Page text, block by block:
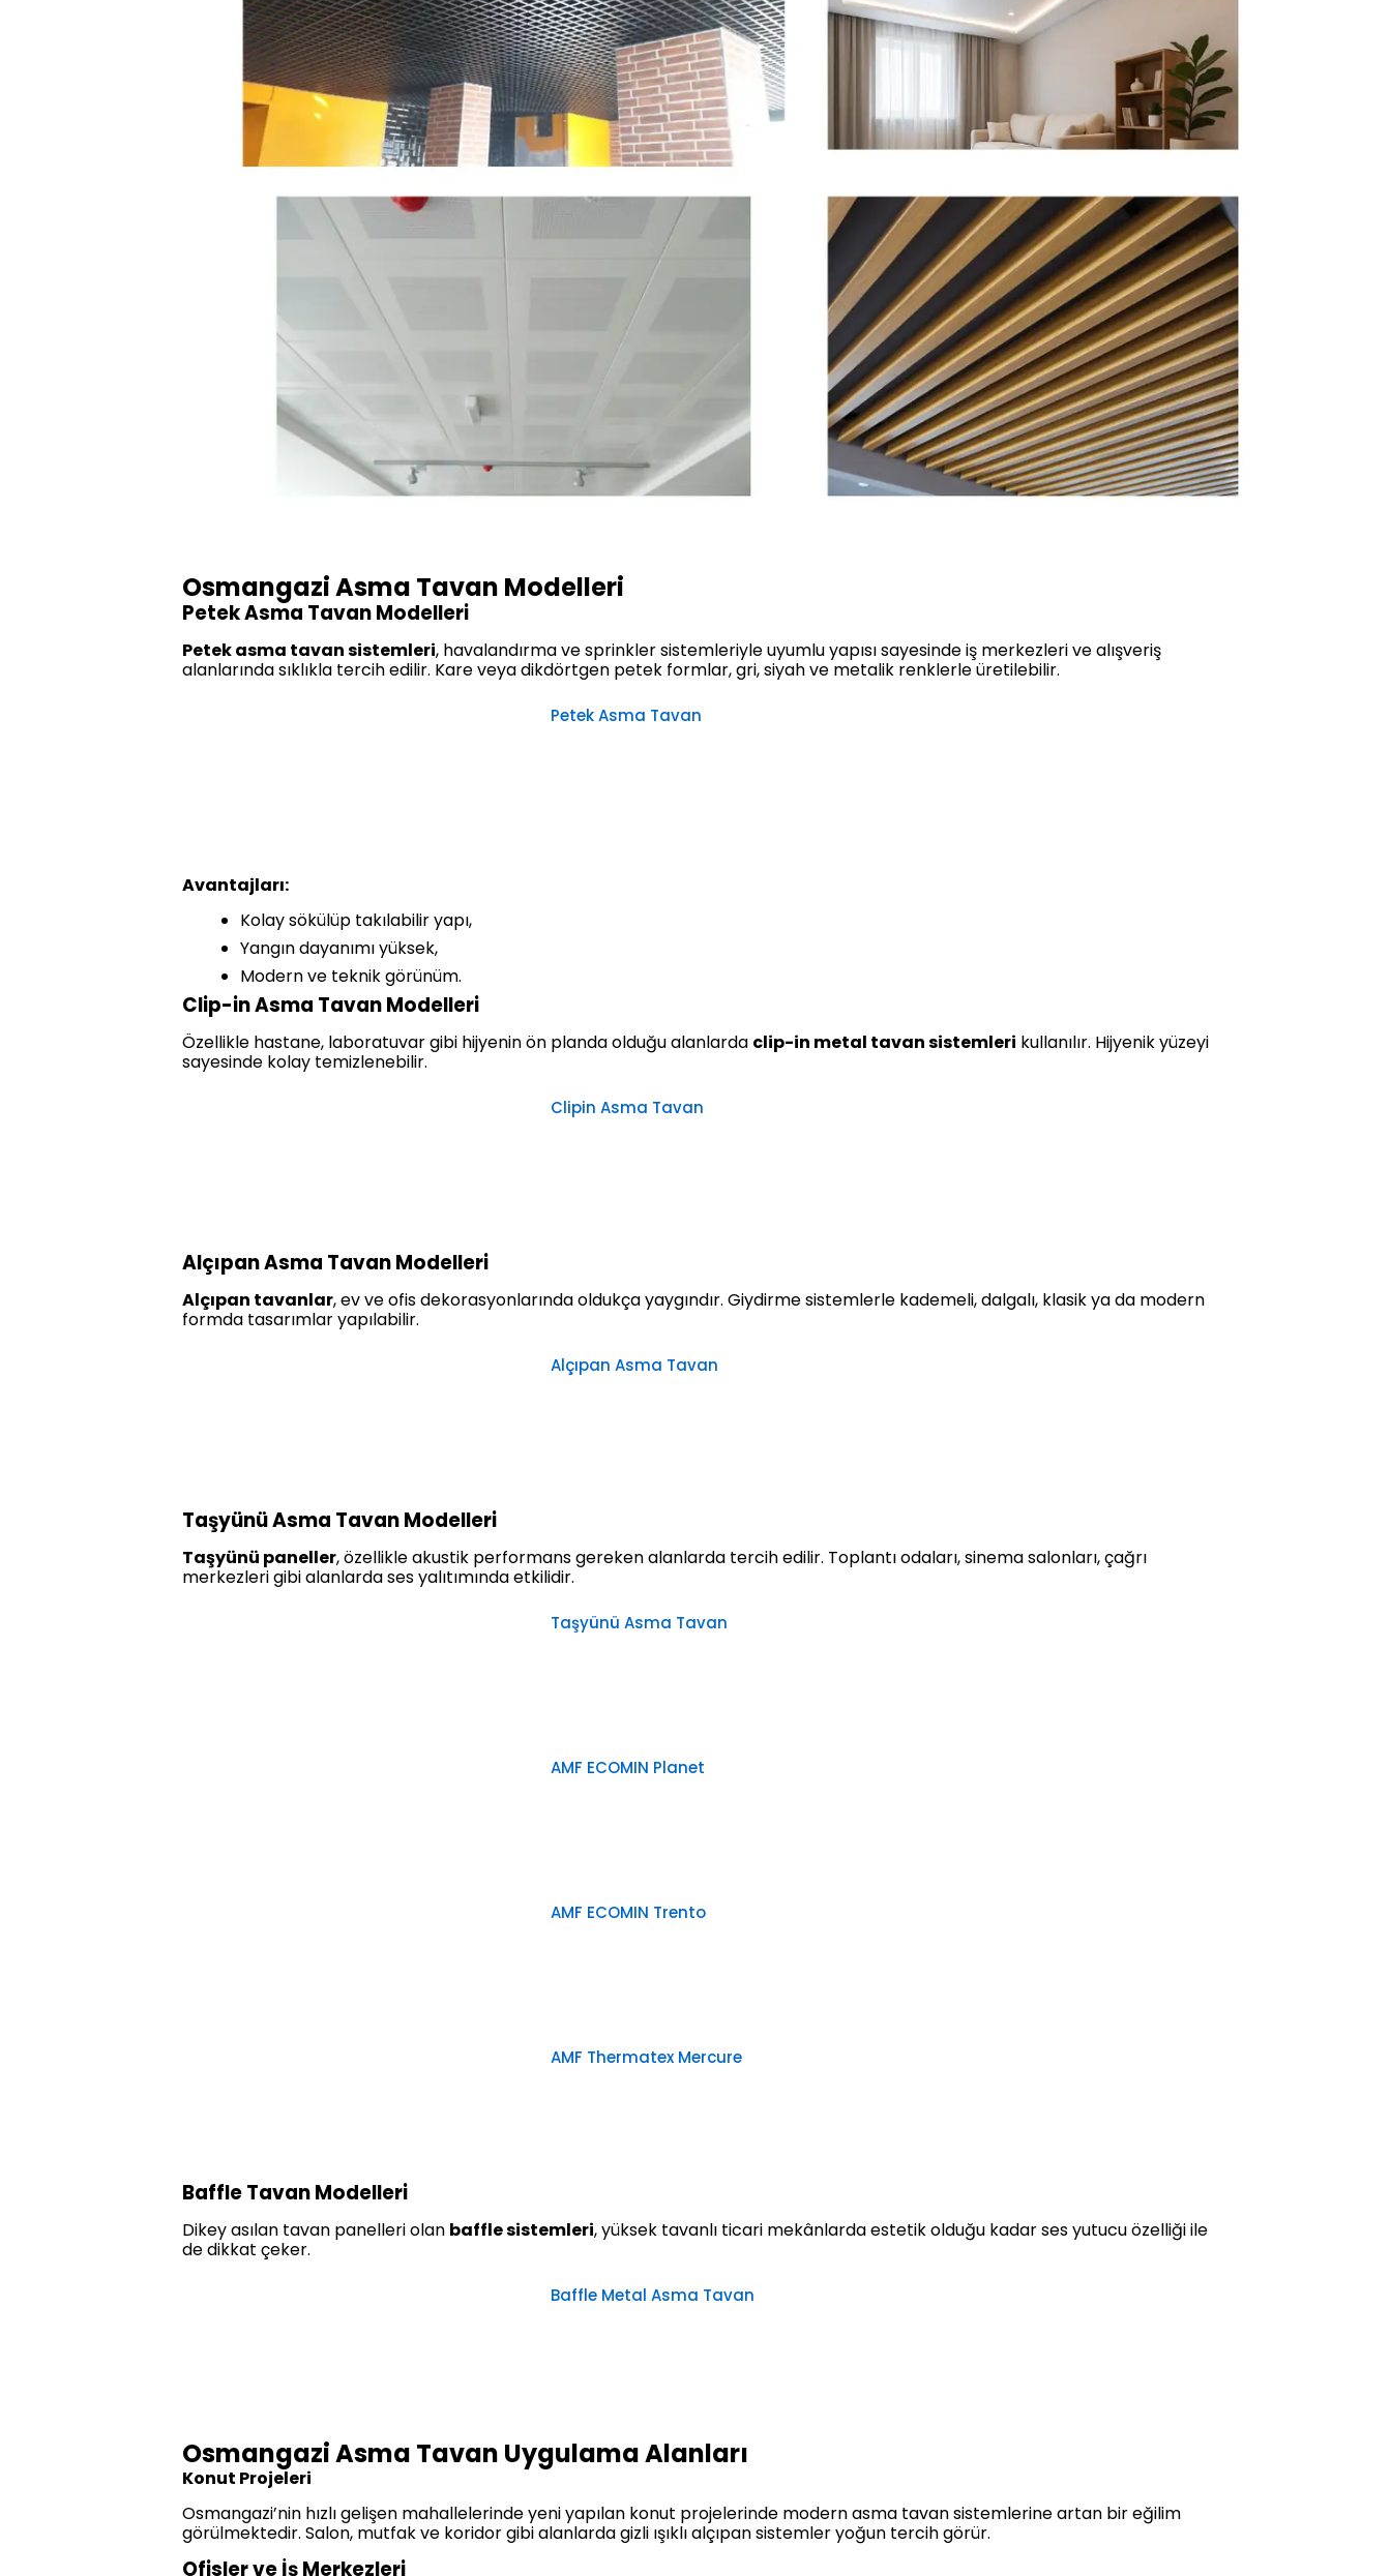
Osmangazi Asma Tavan Modelleri
Petek Asma Tavan Modelleri
Petek asma tavan sistemleri, havalandırma ve sprinkler sistemleriyle uyumlu yapısı sayesinde iş merkezleri ve alışveriş
alanlarında sıklıkla tercih edilir. Kare veya dikdörtgen petek formlar, gri, siyah ve metalik renklerle üretilebilir.
Petek Asma Tavan
Avantajları:
Kolay sökülüp takılabilir yapı,
Yangın dayanımı yüksek,
Modern ve teknik görünüm.
Clip-in Asma Tavan Modelleri
Özellikle hastane, laboratuvar gibi hijyenin ön planda olduğu alanlarda clip-in metal tavan sistemleri kullanılır. Hijyenik yüzeyi
sayesinde kolay temizlenebilir.
Clipin Asma Tavan
Alçıpan Asma Tavan Modelleri
Alçıpan tavanlar, ev ve ofis dekorasyonlarında oldukça yaygındır. Giydirme sistemlerle kademeli, dalgalı, klasik ya da modern
formda tasarımlar yapılabilir.
Alçıpan Asma Tavan
Taşyünü Asma Tavan Modelleri
Taşyünü paneller, özellikle akustik performans gereken alanlarda tercih edilir. Toplantı odaları, sinema salonları, çağrı
merkezleri gibi alanlarda ses yalıtımında etkilidir.
Taşyünü Asma Tavan
AMF ECOMIN Planet
AMF ECOMIN Trento
AMF Thermatex Mercure
Baffle Tavan Modelleri
Dikey asılan tavan panelleri olan baffle sistemleri, yüksek tavanlı ticari mekânlarda estetik olduğu kadar ses yutucu özelliği ile
de dikkat çeker.
Baffle Metal Asma Tavan
Osmangazi Asma Tavan Uygulama Alanları
Konut Projeleri
Osmangazi’nin hızlı gelişen mahallelerinde yeni yapılan konut projelerinde modern asma tavan sistemlerine artan bir eğilim
görülmektedir. Salon, mutfak ve koridor gibi alanlarda gizli ışıklı alçıpan sistemler yoğun tercih görür.
Ofisler ve İş Merkezleri